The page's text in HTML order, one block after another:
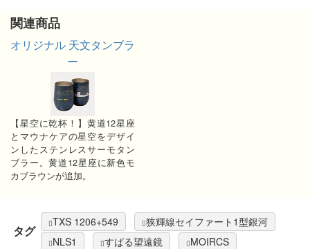
関連商品
オリジナル 天文タンブラ
ー
【星空に乾杯！】黄道12星座
とマウナケアの星空をデザイ
ンしたステンレスサーモタン
ブラー。黄道12星座に新色モ
カブラウンが追加。
タグ
TXS 1206+549
狭輝線セイファート1型銀河
NLS1
すばる望遠鏡 MOIRCS